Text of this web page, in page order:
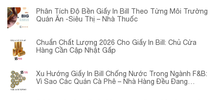
Phân Tích Độ Bền Giấy In Bill Theo Từng Môi Trường
Quán Ăn -Siêu Thị – Nhà Thuốc
Chuẩn Chất Lượng 2026 Cho Giấy In Bill: Chủ Cửa
Hàng Cần Cập Nhật Gấp
Xu Hướng Giấy In Bill Chống Nước Trong Ngành F&B:
Vì Sao Các Quán Cà Phê – Nhà Hàng Đều Đang